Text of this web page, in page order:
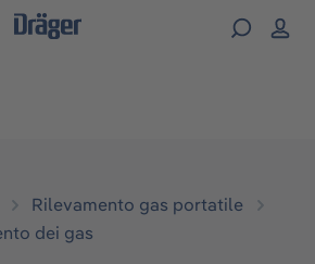
Rilevamento gas portatile
dei gas